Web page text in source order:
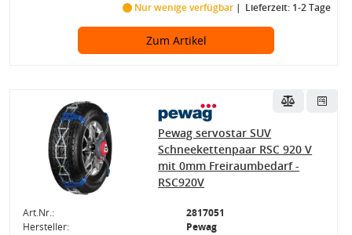
Nur wenige verfügbar Lieferzeit: 1-2 Tage
Zum Artikel
Pewag servostar SUV
Schneekettenpaar RSC 920 V
mit 0mm Freiraumbedarf -
RSC920V
Art.Nr.:
2817051
Hersteller:
Pewag